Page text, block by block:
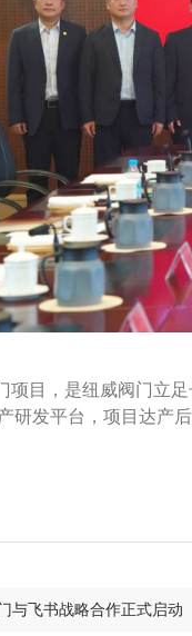
项目，是纽威阀门立
研发平台，项目达产
与飞书战略合作正式启动